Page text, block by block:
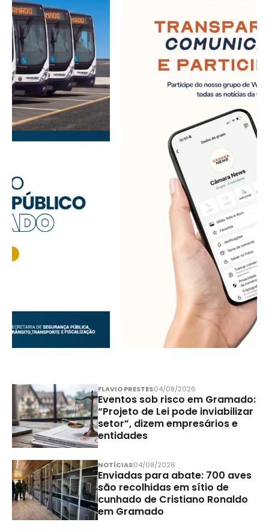
FLAVIO PRESTES04/08/2026
Eventos sob risco em Gramado:
“Projeto de Lei pode inviabilizar
setor”, dizem empresários e
entidades
NOTÍCIAS04/08/2026
Enviadas para abate: 700 aves
são recolhidas em sítio de
cunhado de Cristiano Ronaldo
em Gramado